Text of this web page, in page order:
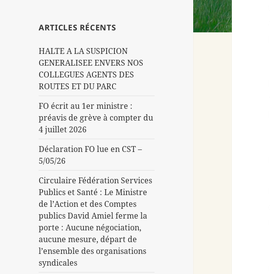
ARTICLES RÉCENTS
HALTE A LA SUSPICION
GENERALISEE ENVERS NOS
COLLEGUES AGENTS DES
ROUTES ET DU PARC
FO écrit au 1er ministre :
préavis de grève à compter du
4 juillet 2026
Déclaration FO lue en CST –
5/05/26
Circulaire Fédération Services
Publics et Santé : Le Ministre
de l’Action et des Comptes
publics David Amiel ferme la
porte : Aucune négociation,
aucune mesure, départ de
l’ensemble des organisations
syndicales